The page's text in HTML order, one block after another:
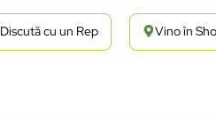
Discută cu un Rep Vino în